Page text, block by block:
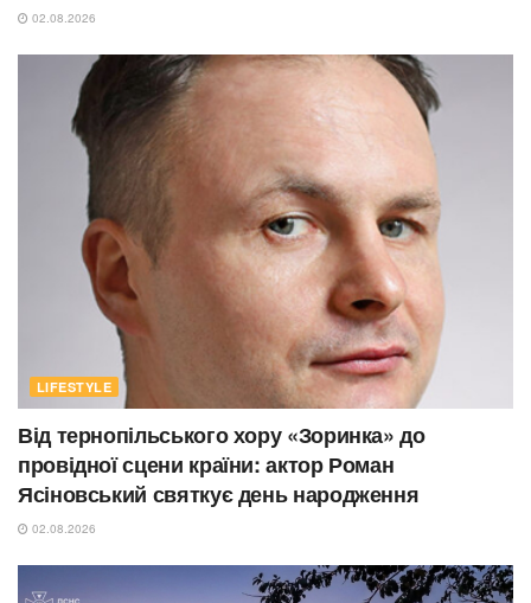
02.08.2026
LIFESTYLE
Від тернопільського хору «Зоринка» до
провідної сцени країни: актор Роман
Ясіновський святкує день народження
02.08.2026